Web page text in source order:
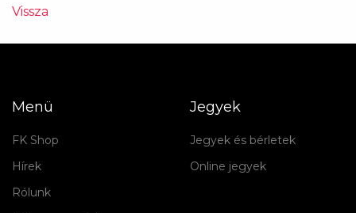
Vissza
Menü
FK Shop
Hírek
Rólunk
Jegyek
Jegyek és bérletek
Online jegyek